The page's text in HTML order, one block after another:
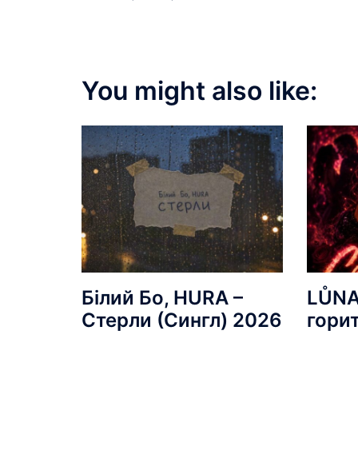
You might also like:
Білий Бо, HURA –
Стерли (Сингл) 2026